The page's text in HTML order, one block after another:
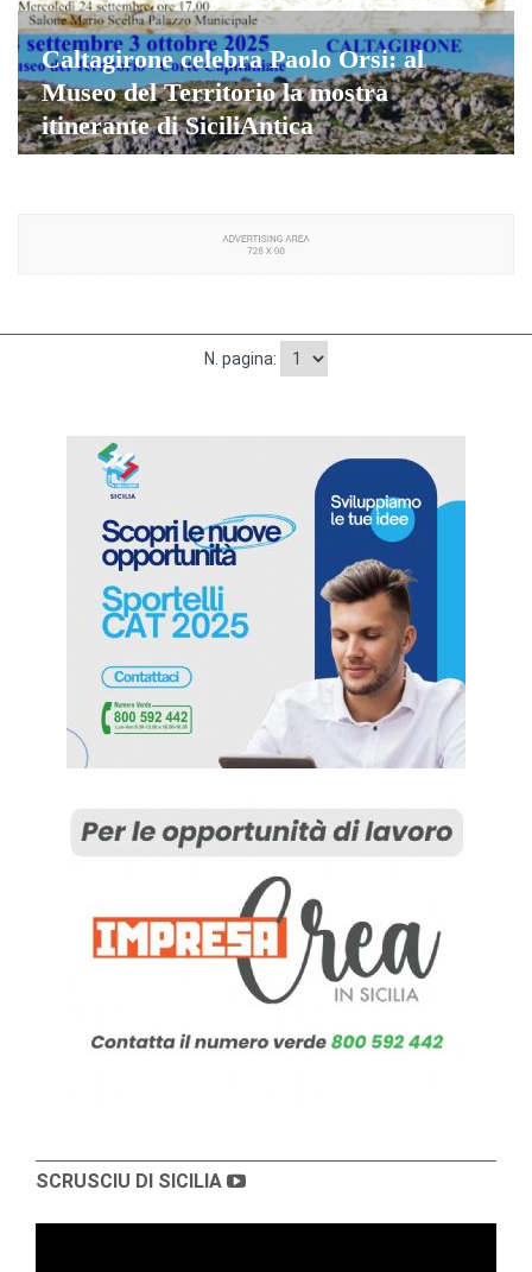
Caltagirone celebra Paolo Orsi: al
Museo del Territorio la mostra
itinerante di SiciliAntica
N. pagina:
SCRUSCIU DI SICILIA